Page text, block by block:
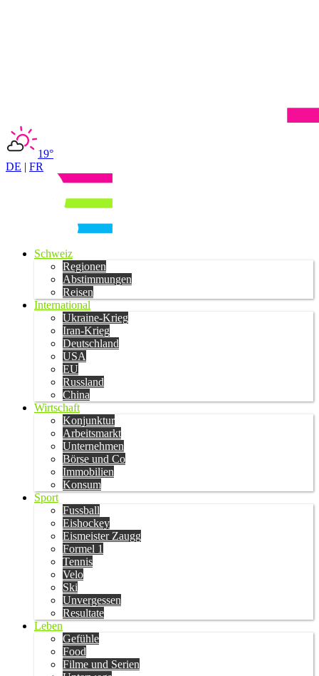
19°
DE | FR
Schweiz
Regionen
Abstimmungen
Reisen
International
Ukraine-Krieg
Iran-Krieg
Deutschland
USA
EU
Russland
China
Wirtschaft
Konjunktur
Arbeitsmarkt
Unternehmen
Börse und Co
Immobilien
Konsum
Sport
Fussball
Eishockey
Eismeister Zaugg
Formel 1
Tennis
Velo
Ski
Unvergessen
Resultate
Leben
Gefühle
Food
Filme und Serien